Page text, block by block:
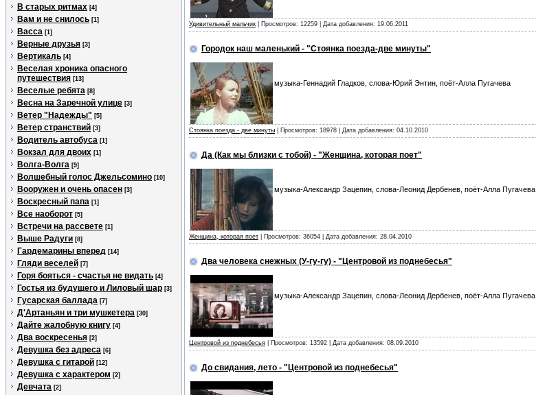
В старых ритмах [4]
Вам и не снилось [1]
Васса [1]
Верные друзья [3]
Вертикаль [4]
Веселая хроника опасного
путешествия [13]
Веселые ребята [8]
Весна на Заречной улице [3]
Ветер "Надежды" [5]
Ветер странствий [3]
Водитель автобуса [1]
Вокзал для двоих [1]
Волга-Волга [9]
Волшебный голос Джельсомино [10]
Вооружен и очень опасен [3]
Воскресный папа [1]
Все наоборот [5]
Встречи на рассвете [1]
Выше Радуги [8]
Гардемарины вперед [14]
Гляди веселей [7]
Горя бояться - счастья не видать [4]
Гостья из будущего и Лиловый шар [3]
Гусарская баллада [7]
Д'Артаньян и три мушкетера [30]
Дайте жалобную книгу [4]
Два воскресенья [2]
Девушка без адреса [6]
Девушка с гитарой [12]
Девушка с характером [2]
Девчата [2]
Удивительный мальчик | Просмотров: 12259 | Дата добавления: 19.06.2011
Городок наш маленький - "Стоянка поезда-две минуты"
музыка-Геннадий Гладков, слова-Юрий Энтин, поёт-Алла Пугачева
Стоянка поезда - две минуты | Просмотров: 18978 | Дата добавления: 04.10.2010
Да (Как мы близки с тобой) - "Женщина, которая поет"
музыка-Александр Зацепин, слова-Леонид Дербенев, поёт-Алла Пугачева
Женщина, которая поет | Просмотров: 36054 | Дата добавления: 28.04.2010
Два человека снежных (У-гу-гу) - "Центровой из поднебесья"
музыка-Александр Зацепин, слова-Леонид Дербенев, поёт-Алла Пугачева
Центровой из поднебесья | Просмотров: 13592 | Дата добавления: 08.09.2010
До свидания, лето - "Центровой из поднебесья"